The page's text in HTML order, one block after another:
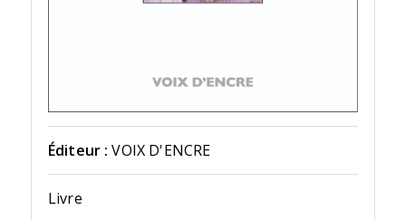
Éditeur : VOIX D'ENCRE
Livre